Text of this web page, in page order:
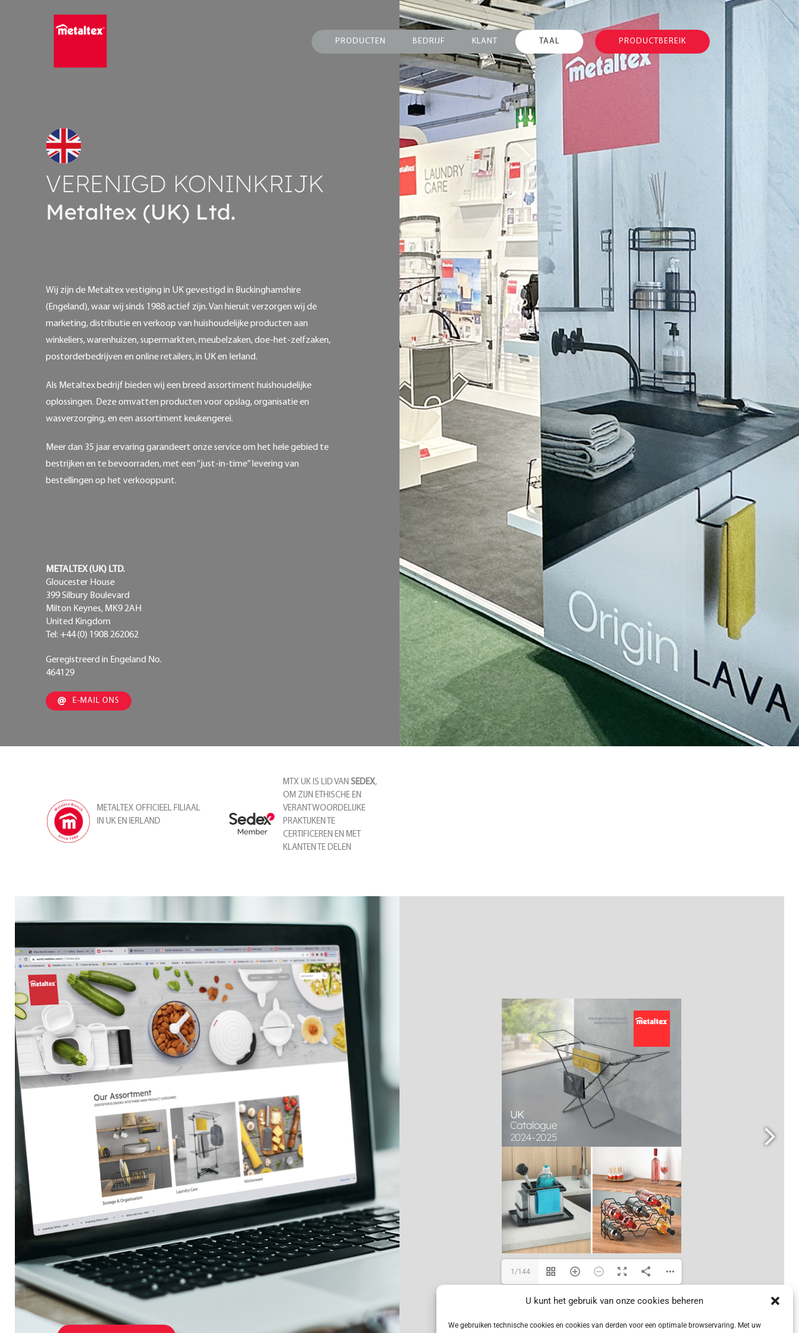
U kunt het gebruik van onze cookies beheren
We gebruiken technische cookies en cookies van derden voor een optimale browservaring. Met uw
PRODUCTEN BEDRIJF KLANT TAAL PRODUCTBEREIK
VERENIGD KONINKRIJK
Metaltex (UK) Ltd.
Wij zijn de Metaltex vestiging in UK gevestigd in Buckinghamshire
(Engeland), waar wij sinds 1988 actief zijn. Van hieruit verzorgen wij de
marketing, distributie en verkoop van huishoudelijke producten aan
winkeliers, warenhuizen, supermarkten, meubelzaken, doe-het-zelfzaken,
postorderbedrijven en online retailers, in UK en Ierland.
Als Metaltex bedrijf bieden wij een breed assortiment huishoudelijke
oplossingen. Deze omvatten producten voor opslag, organisatie en
wasverzorging, en een assortiment keukengerei.
Meer dan 35 jaar ervaring garandeert onze service om het hele gebied te
bestrijken en te bevoorraden, met een “just-in-time” levering van
bestellingen op het verkooppunt.
METALTEX (UK) LTD.
Gloucester House
399 Silbury Boulevard
Milton Keynes, MK9 2AH
United Kingdom
Tel: +44 (0) 1908 262062
Geregistreerd in Engeland No.
464129
E-MAIL ONS
METALTEX OFFICIEEL FILIAAL
IN UK EN IERLAND
MTX UK IS LID VAN SEDEX,
OM ZIJN ETHISCHE EN
VERANTWOORDELIJKE
PRAKTIJKEN TE
CERTIFICEREN EN MET
KLANTEN TE DELEN
1/144